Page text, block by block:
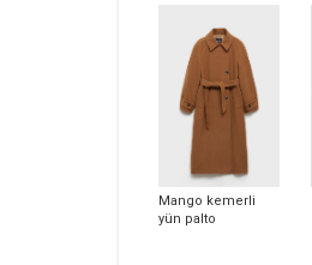
Mango kemerli
yün palto